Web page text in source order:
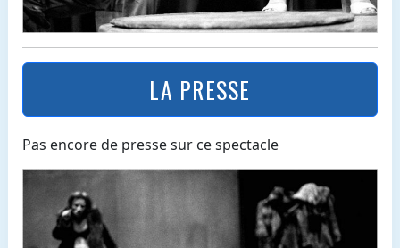
LA PRESSE
Pas encore de presse sur ce spectacle